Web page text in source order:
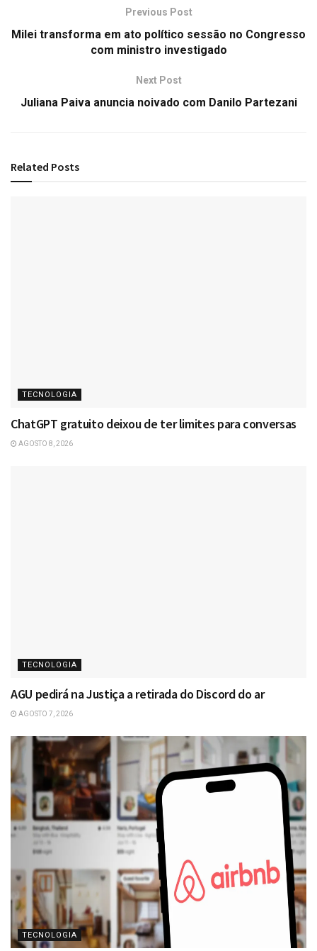
Previous Post
Milei transforma em ato político sessão no Congresso
com ministro investigado
Next Post
Juliana Paiva anuncia noivado com Danilo Partezani
Related Posts
TECNOLOGIA
ChatGPT gratuito deixou de ter limites para conversas
AGOSTO 8, 2026
TECNOLOGIA
AGU pedirá na Justiça a retirada do Discord do ar
AGOSTO 7, 2026
TECNOLOGIA